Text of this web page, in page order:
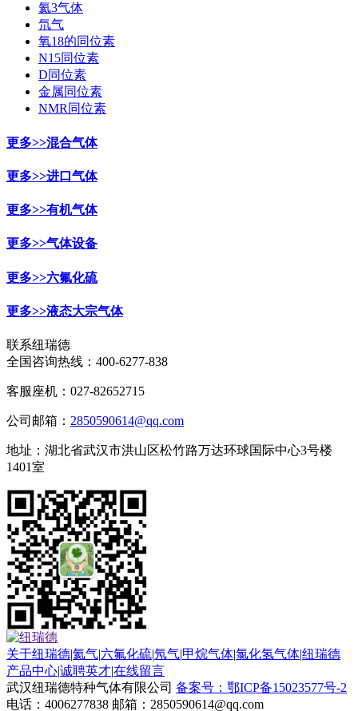
氦3气体
氘气
氧18的同位素
N15同位素
D同位素
金属同位素
NMR同位素
更多>>混合气体
更多>>进口气体
更多>>有机气体
更多>>气体设备
更多>>六氟化硫
更多>>液态大宗气体
联系纽瑞德
全国咨询热线： 400-6277-838
客服座机：027-82652715
公司邮箱： 2850590614@qq.com
地址：湖北省武汉市洪山区松竹路万达环球国际中心3号楼
1401室
关于纽瑞德|氦气|六氟化硫|氖气|甲烷气体|氯化氢气体|纽瑞德
产品中心|诚聘英才|在线留言
武汉纽瑞德特种气体有限公司 备案号：鄂ICP备15023577号-2
电话：4006277838 邮箱：2850590614@qq.com